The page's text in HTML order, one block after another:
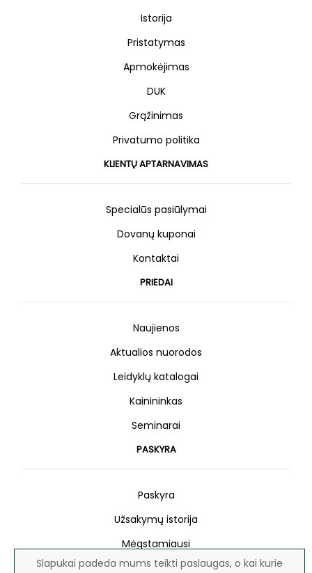
Slapukai padeda mums teikti paslaugas, o kai kurie
Istorija
Pristatymas
Apmokėjimas
DUK
Grąžinimas
Privatumo politika
KLIENTŲ APTARNAVIMAS
Specialūs pasiūlymai
Dovanų kuponai
Kontaktai
PRIEDAI
Naujienos
Aktualios nuorodos
Leidyklų katalogai
Kainininkas
Seminarai
PASKYRA
Paskyra
Užsakymų istorija
Mėgstamiausi
Naujienlaiškis